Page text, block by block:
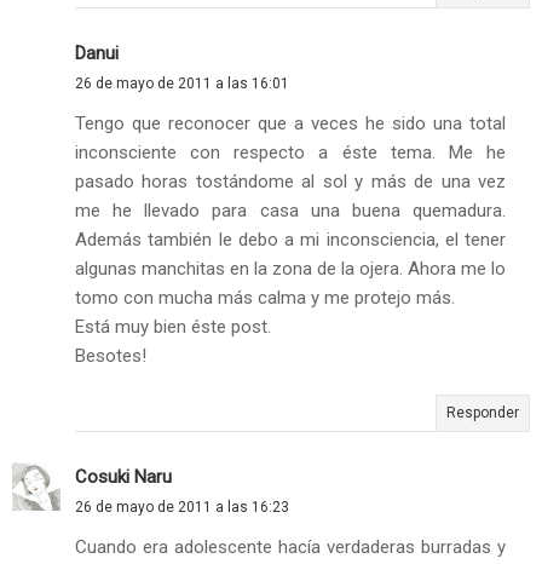
Danui
26 de mayo de 2011 a las 16:01
Tengo que reconocer que a veces he sido una total
inconsciente con respecto a éste tema. Me he
pasado horas tostándome al sol y más de una vez
me he llevado para casa una buena quemadura.
Además también le debo a mi inconsciencia, el tener
algunas manchitas en la zona de la ojera. Ahora me lo
tomo con mucha más calma y me protejo más.
Está muy bien éste post.
Besotes!
Responder
Cosuki Naru
26 de mayo de 2011 a las 16:23
Cuando era adolescente hacía verdaderas burradas y